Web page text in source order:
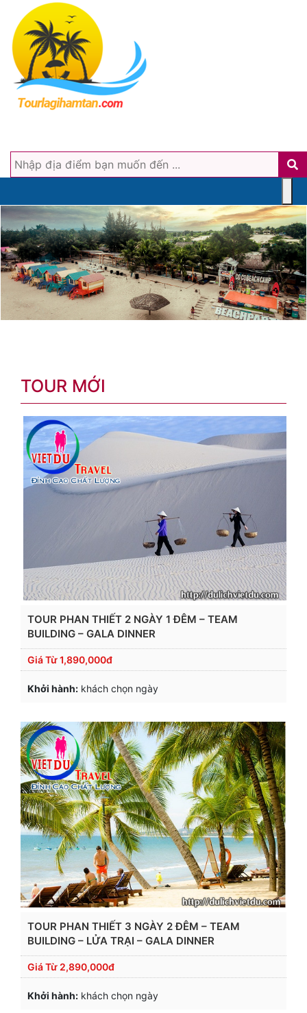
TOUR MỚI
TOUR PHAN THIẾT 2 NGÀY 1 ĐÊM – TEAM
BUILDING – GALA DINNER
Giá Từ1,890,000đ
Khởi hành: khách chọn ngày
TOUR PHAN THIẾT 3 NGÀY 2 ĐÊM – TEAM
BUILDING – LỬA TRẠI – GALA DINNER
Giá Từ 2,890,000đ
Khởi hành: khách chọn ngày